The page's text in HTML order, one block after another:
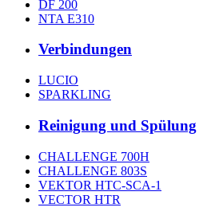
DF 200
NTA E310
Verbindungen
LUCIO
SPARKLING
Reinigung und Spülung
CHALLENGE 700H
CHALLENGE 803S
VEKTOR HTC-SCA-1
VECTOR HTR